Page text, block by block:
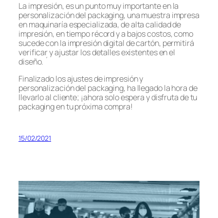
La impresión, es un punto muy importante en la
personalización del packaging, una muestra impresa
en maquinaría especializada, de alta calidad de
impresión, en tiempo récord y a bajos costos, como
sucede con la impresión digital de cartón, permitirá
verificar y ajustar los detalles existentes en el
diseño. ´
Finalizado los ajustes de impresión y
personalización del packaging, ha llegado la hora de
llevarlo al cliente; ¡ahora solo espera y disfruta de tu
packaging en tu próxima compra!
15/02/2021